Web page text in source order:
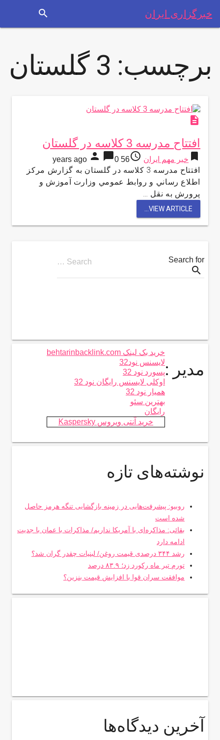
خبرگزاری ایران search
برچسب: 3 گلستان
description
افتتاح مدرسه 3 كلاسه در گلستان
bookmark خبر مهم ایران access_time
56 years ago
person chat_bubble0
افتتاح مدرسه 3 كلاسه در گلستان به گزارش مركز
اطلاع رساني و روابط عمومي وزارت آموزش و
پرورش به نقل …
VIEW ARTICLE...
Search for
Search …
search
مدیر :
خرید بک لینک behtarinbacklink.com
لایسنس نود32
پسورد نود 32
اوکلی لایسنس رایگان نود 32
همیار نود 32
بهترین سئو
رایگان
خرید آنتی ویروس Kaspersky
نوشته‌های تازه
روبیو: پیشرفت‌هایی در زمینه بازگشایی تنگه هرمز حاصل
شده است
بقائی: مذاکره‌ای با آمریکا نداریم/ مذاکرات با عمان با جدیت
ادامه دارد
رشد ۳۴۴ درصدی قیمت روغن/ لبنیات چقدر گران شد؟
تورم تیر ماه رکورد زد؛ ۸۳.۹ درصد
موافقت سران قوا با افزایش قیمت بنزین؟
آخرین دیدگاه‌ها